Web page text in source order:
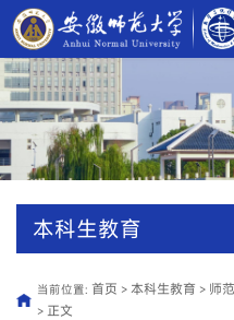
本科生教育
当前位置: 首页 > 本科生教育 > 师
> 正文